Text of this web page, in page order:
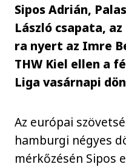
Sipos Adrián,
László csapata,
ra nyert az Imre
THW Kiel ellen a
Liga vasárnapi
Az európai
hamburgi négyes
mérkőzésén Sipos